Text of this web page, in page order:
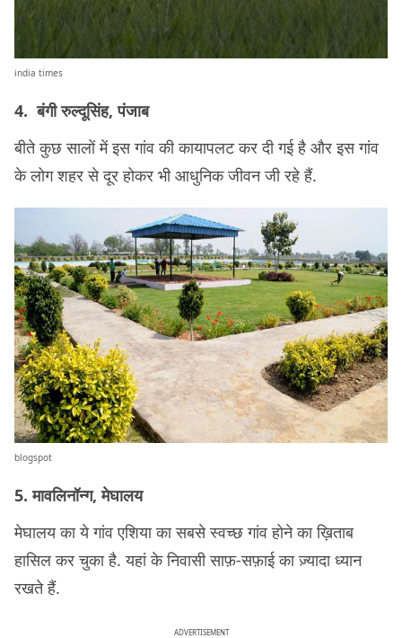
india times
4. बंगी रुल्दूसिंह, पंजाब
बीते कुछ सालों में इस गांव की कायापलट कर दी गई है और इस गांव
के लोग शहर से दूर होकर भी आधुनिक जीवन जी रहे हैं.
blogspot
5. मावलिनॉन्ग, मेघालय
मेघालय का ये गांव एशिया का सबसे स्वच्छ गांव होने का ख़िताब
हासिल कर चुका है. यहां के निवासी साफ़-सफ़ाई का ज़्यादा ध्यान
रखते हैं.
ADVERTISEMENT